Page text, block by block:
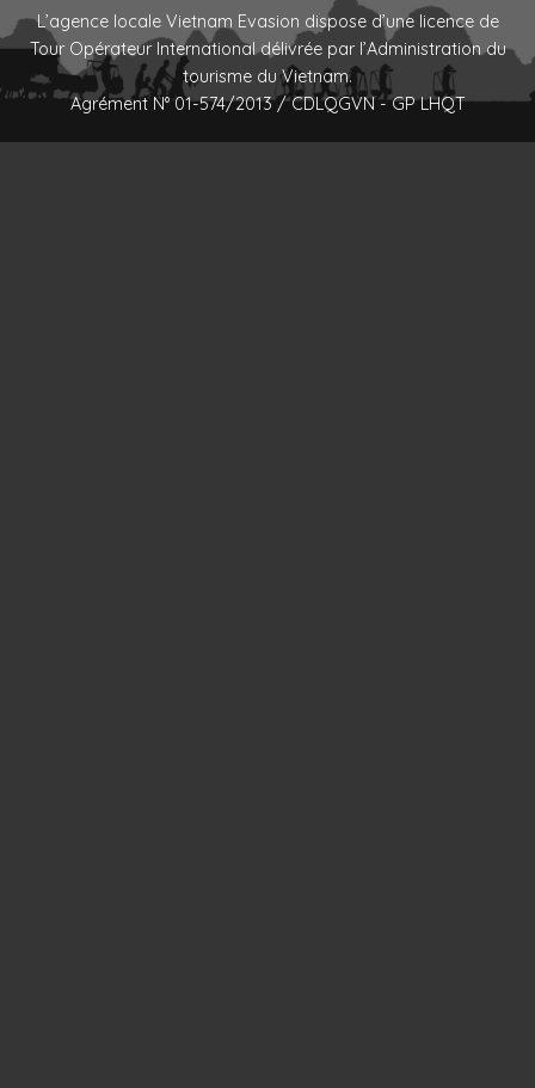
L’agence locale Vietnam Evasion dispose d’une licence de
Tour Opérateur International délivrée par l’Administration du
tourisme du Vietnam.
Agrément N° 01-574/2013 / CDLQGVN - GP LHQT